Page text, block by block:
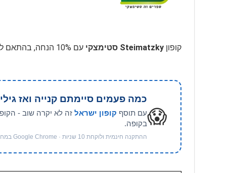
קופון Steimatzky סטימצקי עם 10% הנחה, בהתאם לתנאים, בתוקף לזמן מוגבל עד 30.04.2026
😱
כמה פעמים סיימתם קנייה ואז
עם תוסף קופון ישראל זה לא יקרה שוב -
בקופה.
ההתקנה חינמית ולוקחת 10 שניות · Google Chrome במחשב